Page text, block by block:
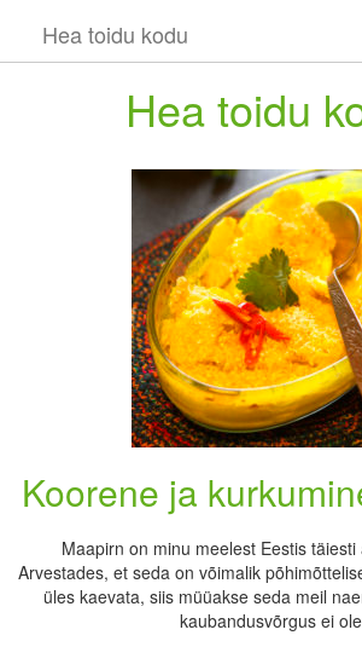
Hea toidu
Hea toidu kodu
Koorene ja
Maapirn on minu meelest Eestis täiesti
Arvestades, et seda on võimalik
üles kaevata, siis müüakse seda meil
kaubandusvõrgus ei ole